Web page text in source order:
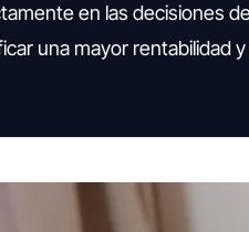
en las decisiones
una mayor rentabilidad